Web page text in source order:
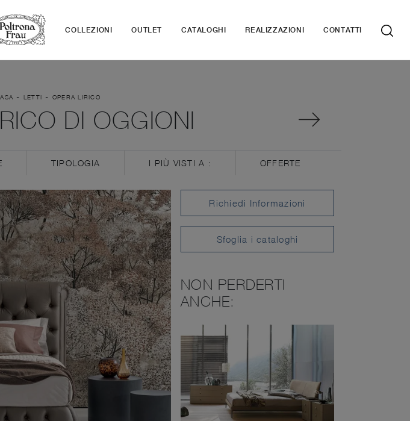
COLLEZIONI OUTLET CATALOGHI REALIZZAZIONI CONTATTI
- LETTI - OPERA LIRICO
DI OGGIONI
TIPOLOGIA I PIÙ VISTI A : OFFERTE
Richiedi Informazioni
Sfoglia i cataloghi
NON PERDERTI
ANCHE: